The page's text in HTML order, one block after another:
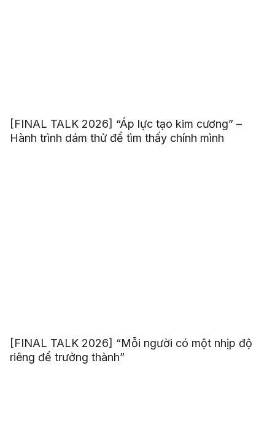
[FINAL TALK 2026] “Áp lực tạo kim cương” –
Hành trình dám thử để tìm thấy chính mình
[FINAL TALK 2026] “Mỗi người có một nhịp độ
riêng để trưởng thành”